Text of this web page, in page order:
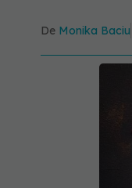
De Monika Baciu